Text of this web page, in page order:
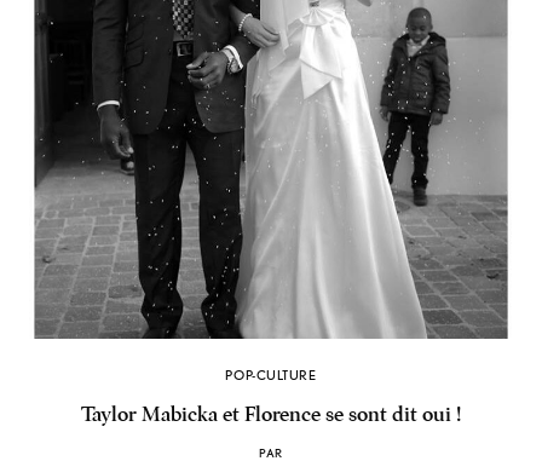
POP-CULTURE
Taylor Mabicka et Florence se sont dit oui !
PAR